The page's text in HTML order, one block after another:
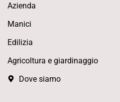
Azienda
Manici
Edilizia
Agricoltura e giardinaggio
Dove siamo